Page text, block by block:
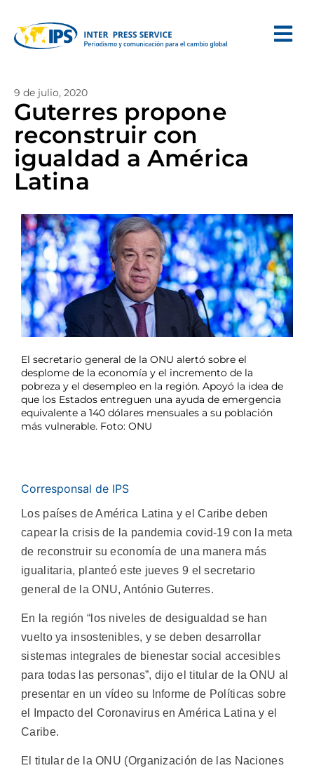
9 de julio, 2020
Guterres propone
reconstruir con
igualdad a América
Latina
El secretario general de la ONU alertó sobre el
desplome de la economía y el incremento de la
pobreza y el desempleo en la región. Apoyó la idea de
que los Estados entreguen una ayuda de emergencia
equivalente a 140 dólares mensuales a su población
más vulnerable. Foto: ONU
Corresponsal de IPS
Los países de América Latina y el Caribe deben
capear la crisis de la pandemia covid-19 con la meta
de reconstruir su economía de una manera más
igualitaria, planteó este jueves 9 el secretario
general de la ONU, António Guterres.
En la región “los niveles de desigualdad se han
vuelto ya insostenibles, y se deben desarrollar
sistemas integrales de bienestar social accesibles
para todas las personas”, dijo el titular de la ONU al
presentar en un vídeo su Informe de Políticas sobre
el Impacto del Coronavirus en América Latina y el
Caribe.
El titular de la ONU (Organización de las Naciones